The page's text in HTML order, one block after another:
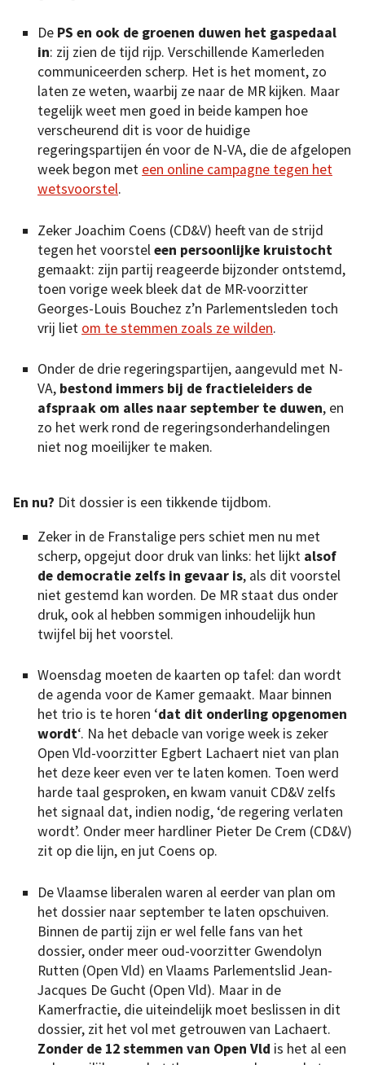
De PS en ook de groenen duwen het gaspedaal
in: zij zien de tijd rijp. Verschillende Kamerleden
communiceerden scherp. Het is het moment, zo
laten ze weten, waarbij ze naar de MR kijken. Maar
tegelijk weet men goed in beide kampen hoe
verscheurend dit is voor de huidige
regeringspartijen én voor de N-VA, die de afgelopen
week begon met een online campagne tegen het
wetsvoorstel.
Zeker Joachim Coens (CD&V) heeft van de strijd
tegen het voorsteleen persoonlijke kruistocht
gemaakt: zijn partij reageerde bijzonder ontstemd,
toen vorige week bleek dat de MR-voorzitter
Georges-Louis Bouchez z’n Parlementsleden toch
vrij liet om te stemmen zoals ze wilden.
Onder de drie regeringspartijen, aangevuld met N-
VA, bestond immers bij de fractieleiders de
afspraak om alles naar september te duwen, en
zo het werk rond de regeringsonderhandelingen
niet nog moeilijker te maken.
En nu? Dit dossier is een tikkende tijdbom.
Zeker in de Franstalige pers schiet men nu met
scherp, opgejut door druk van links: het lijkt alsof
de democratie zelfs in gevaar is, als dit voorstel
niet gestemd kan worden. De MR staat dus onder
druk, ook al hebben sommigen inhoudelijk hun
twijfel bij het voorstel.
Woensdag moeten de kaarten op tafel: dan wordt
de agenda voor de Kamer gemaakt. Maar binnen
het trio is te horen ‘dat dit onderling opgenomen
wordt‘. Na het debacle van vorige week is zeker
Open Vld-voorzitter Egbert Lachaert niet van plan
het deze keer even ver te laten komen. Toen werd
harde taal gesproken, en kwam vanuit CD&V zelfs
het signaal dat, indien nodig, ‘de regering verlaten
wordt’. Onder meer hardliner Pieter De Crem (CD&V)
zit op die lijn, en jut Coens op.
De Vlaamse liberalen waren al eerder van plan om
het dossier naar september te laten opschuiven.
Binnen de partij zijn er wel felle fans van het
dossier, onder meer oud-voorzitter Gwendolyn
Rutten (Open Vld) en Vlaams Parlementslid Jean-
Jacques De Gucht (Open Vld). Maar in de
Kamerfractie, die uiteindelijk moet beslissen in dit
dossier, zit het vol met getrouwen van Lachaert.
Zonder de 12 stemmen van Open Vld is het al een